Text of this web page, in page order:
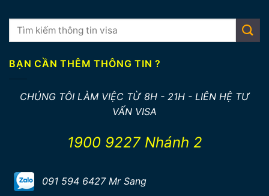
BẠN CẦN THÊM THÔNG TIN ?
CHÚNG TÔI LÀM VIỆC TỪ 8H - 21H - LIÊN HỆ TƯ
VẤN VISA
1900 9227 Nhánh 2
091 594 6427 Mr Sang